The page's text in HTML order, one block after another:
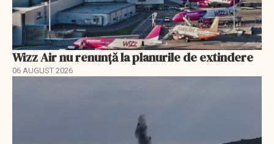
Wizz Air nu renunță la planurile de extindere
06 AUGUST 2026